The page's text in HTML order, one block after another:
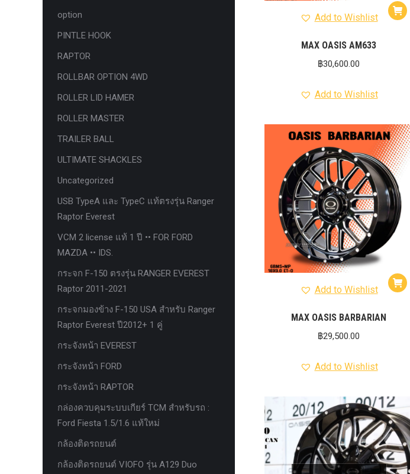
Add to Wishlist
MAX OASIS AM633
฿30,600.00
Add to Wishlist
Add to Wishlist
MAX OASIS BARBARIAN
฿29,500.00
Add to Wishlist
option
PINTLE HOOK
RAPTOR
ROLLBAR OPTION 4WD
ROLLER LID HAMER
ROLLER MASTER
TRAILER BALL
ULTIMATE SHACKLES
Uncategorized
USB TypeA และ TypeC แท้ตรงรุ่น Ranger
Raptor Everest
VCM 2 license แท้ 1 ปี •• FOR FORD
MAZDA •• IDS.
กระจก F-150 ตรงรุ่น RANGER EVEREST
Raptor 2011-2021
กระจกมองข้าง F-150 USA สำหรับ Ranger
Raptor Everest ปี2012+ 1 คู่
กระจังหน้า EVEREST
กระจังหน้า FORD
กระจังหน้า RAPTOR
กล่องควบคุมระบบเกียร์ TCM สำหรับรถ :
Ford Fiesta 1.5/1.6 แท้ใหม่
กล้องติดรถยนต์
กล้องติดรถยนต์ VIOFO รุ่น A129 Duo
control system ตรงรุ่น Ranger Everest
Raptor Mc 2015 -2021
กล่องเพิ่มรีโมทสตาร์ท ตรงรุ่น Ranger
Everest Raptor Mc 2015 -2021 (ปลั๊ก
ระบบ **
ก้อนรองหลัง option 4wd
ก้อนรองหลังปรับองศา OPTION 4WD
กันชนท้าย OPTION
กันชนท้าย Outlander
กันชนหน้า OPTION
กันชนหน้ารุ่น HAMER
กันชนหลัง HAMER
กันแคร้ง opton 4wd
กันแคร้งเหล็ก HAMER
กันแคร้งเหล็ก OUTLANDER
กันแคร้งแร็พเตอร์
ครีบฉลาม
ครีบฉลาม next gen 2022
คานลากจูงแท้ ford